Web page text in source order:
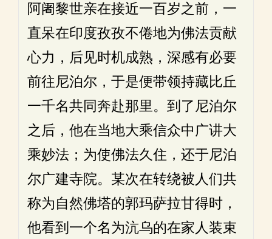
阿阇黎世亲在接近一百岁之前，一
直呆在印度孜孜不倦地为佛法贡献
心力，后见时机成熟，深感有必要
前往尼泊尔，于是便带领持藏比丘
一千名共同奔赴那里。到了尼泊尔
之后，他在当地大乘信众中广讲大
乘妙法；为使佛法久住，还于尼泊
尔广建寺院。某次在转绕被人们共
称为自然佛塔的郭玛萨拉甘得时，
他看到一个名为沆乌的在家人装束